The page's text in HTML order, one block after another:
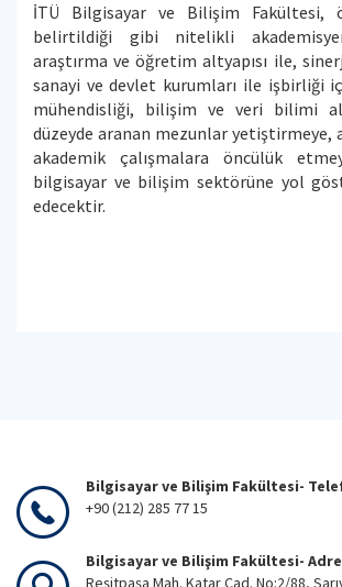
İTÜ Bilgisayar ve Bilişim Fakültesi,
belirtildiği gibi nitelikli
araştırma ve öğretim altyapısı ile,
sanayi ve devlet kurumları ile işbirliği
mühendisliği, bilişim ve veri bilimi
düzeyde aranan mezunlar yetiştirmeye,
akademik çalışmalara öncülük
bilgisayar ve bilişim sektörüne yol
edecektir.
Bilgisayar ve Bilişim Fakültesi-
+90 (212) 285 77 15
Bilgisayar ve Bilişim Fakültesi-
Reşitpaşa Mah. Katar Cad. No:2/88,